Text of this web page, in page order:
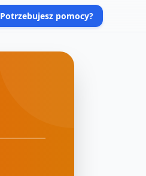
Potrzebujesz pomocy?